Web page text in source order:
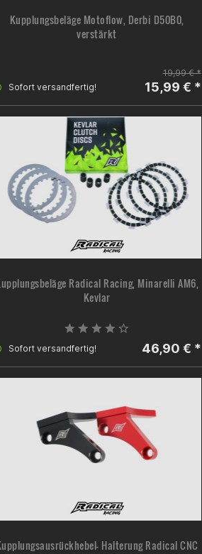
Kupplungsbeläge Motoflow, Derbi D50B0,
verstärkt
Sofort versandfertig!
19,99 € *
15,99 € *
Radical Racing, Minarelli AM6,
Kevlar
Sofort versandfertig! 46,90 € *
Halterung Radical CNC